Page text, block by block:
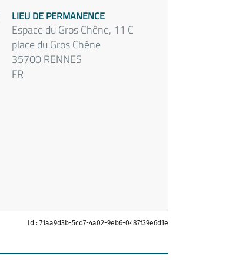
LIEU DE PERMANENCE
Espace du Gros Chêne, 11 C
place du Gros Chêne
35700 RENNES
FR
Id : 71aa9d3b-5cd7-4a02-9eb6-0487f39e6d1e